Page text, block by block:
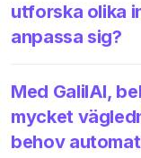
utforska olika
anpassa sig?
Med GalilAI,
mycket
behov